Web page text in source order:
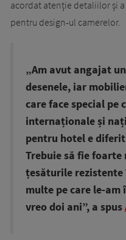
acordat atenție detaliilor și
pentru design-ul camerelor.
„Am avut angajat
desenele, iar
care face special pe
internaționale și
pentru hotel e
Trebuie să fie
țesăturile
multe pe care le-am
vreo doi ani”, a spus